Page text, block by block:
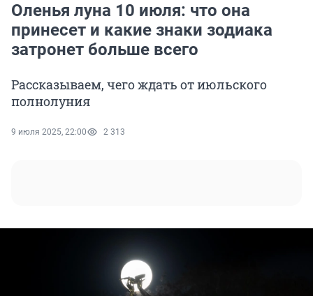
Оленья луна 10 июля: что она
принесет и какие знаки зодиака
затронет больше всего
Рассказываем, чего ждать от июльского
полнолуния
9 июля 2025, 22:00 2 313